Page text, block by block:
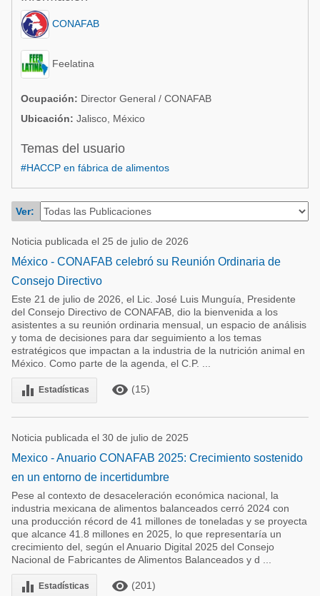
Acuacultura
Micotoxinas
Avicultura
Comunidades en portugués
Micotoxinas
Avicultura
Porcicultura
Ganadería
Lechería
CONAFAB
Feelatina
Ocupación: Director General / CONAFAB
Ubicación: Jalisco, México
Temas del usuario
#HACCP en fábrica de alimentos
Ver:
Noticia publicada el 25 de julio de 2026
México - CONAFAB celebró su Reunión Ordinaria de
Consejo Directivo
Este 21 de julio de 2026, el Lic. José Luis Munguía, Presidente
del Consejo Directivo de CONAFAB, dio la bienvenida a los
asistentes a su reunión ordinaria mensual, un espacio de análisis
y toma de decisiones para dar seguimiento a los temas
estratégicos que impactan a la industria de la nutrición animal en
México. Como parte de la agenda, el C.P. ...
equalizer Estadísticas remove_red_eye (15)
Noticia publicada el 30 de julio de 2025
Mexico - Anuario CONAFAB 2025: Crecimiento sostenido
en un entorno de incertidumbre
Pese al contexto de desaceleración económica nacional, la
industria mexicana de alimentos balanceados cerró 2024 con
una producción récord de 41 millones de toneladas y se proyecta
que alcance 41.8 millones en 2025, lo que representaría un
crecimiento del, según el Anuario Digital 2025 del Consejo
Nacional de Fabricantes de Alimentos Balanceados y d ...
equalizer Estadísticas remove_red_eye (201)